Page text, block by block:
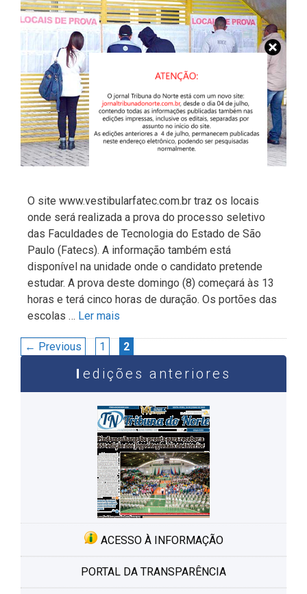
O site www.vestibularfatec.com.br traz os locais
onde será realizada a prova do processo seletivo
das Faculdades de Tecnologia do Estado de São
Paulo (Fatecs). A informação também está
disponível na unidade onde o candidato pretende
estudar. A prova deste domingo (8) começará às 13
horas e terá cinco horas de duração. Os portões das
escolas … Ler mais
Navegação
de
← Previous Page
1 Page
2
edições anteriores
ACESSO À INFORMAÇÃO
PORTAL DA TRANSPARÊNCIA